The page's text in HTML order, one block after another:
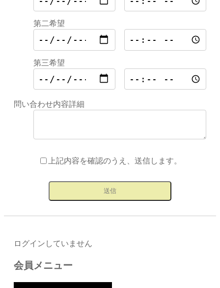
第二希望
第三希望
問い合わせ内容詳細
上記内容を確認のうえ、送信します。
ログインしていません
会員メニュー